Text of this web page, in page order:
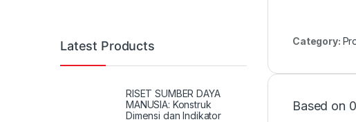
Category:
Based on
Latest Products
RISET SUMBER DAYA
MANUSIA: Konstruk
Dimensi dan Indikator